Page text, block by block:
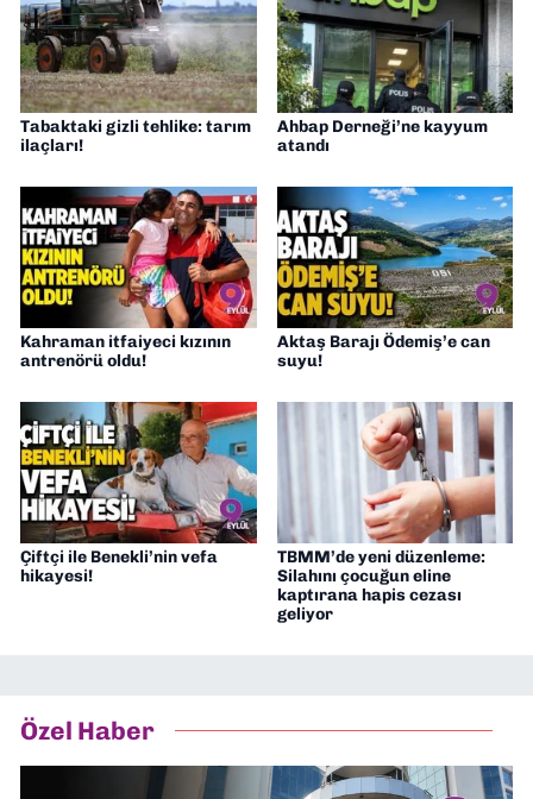
Tabaktaki gizli tehlike: tarım
ilaçları!
Ahbap Derneği’ne kayyum
atandı
Kahraman itfaiyeci kızının
antrenörü oldu!
Aktaş Barajı Ödemiş’e can
suyu!
Çiftçi ile Benekli’nin vefa
hikayesi!
TBMM’de yeni düzenleme:
Silahını çocuğun eline
kaptırana hapis cezası
geliyor
Özel Haber